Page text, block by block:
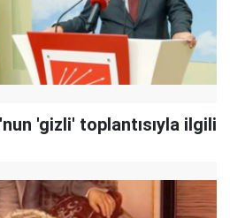
'gizli' toplantısıyla ilgili